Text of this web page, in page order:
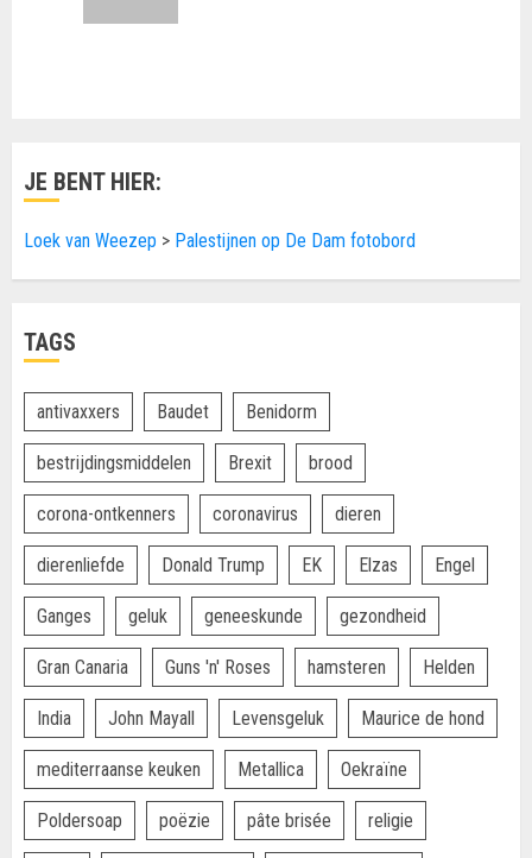
JE BENT HIER:
Loek van Weezep > Palestijnen op De Dam fotobord
TAGS
antivaxxers Baudet Benidorm
bestrijdingsmiddelen Brexit brood
corona-ontkenners coronavirus dieren
dierenliefde Donald Trump EK Elzas Engel
Ganges geluk geneeskunde gezondheid
Gran Canaria Guns 'n' Roses hamsteren Helden
India John Mayall Levensgeluk Maurice de hond
mediterraanse keuken Metallica Oekraïne
Poldersoap poëzie pâte brisée religie